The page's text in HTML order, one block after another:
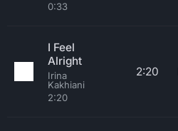
0:33
I Feel
Alright
Irina
Kakhiani
2:20
2:20